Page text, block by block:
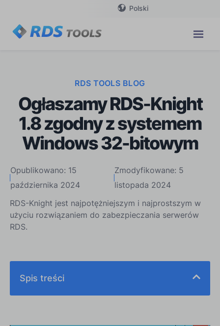
Polski
RDS TOOLS BLOG
Ogłaszamy RDS-Knight
1.8 zgodny z systemem
Windows 32-bitowym
Opublikowano: 15
października 2024
Zmodyfikowane: 5
listopada 2024
RDS-Knight jest najpotężniejszym i najprostszym w
użyciu rozwiązaniem do zabezpieczania serwerów
RDS.
Spis treści